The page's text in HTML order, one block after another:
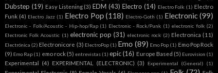
Dubstep (19) Easy Listening (3) EDM (43) Electro (14) Electro Folk (1) Electro
Funk (4) Electro Jazz (1) Electro Pop (118) Electro-Goth (1) Electronic (99)
Electronic - Folk/Acoustic - Hip-hop/Rap (1) Electronic - Rock/Punk (1) electronic folk (2)
Electronic Folk Acoustic (1) electronic pop (31) electronic rock (2) Electronica (11)
Electrónica (2) Electronicore (3) ElectroPop (1) Emo (89) Emo Pop (1) Emo Pop Rock
(9) Emo Rap (1) emo rock (5) entrevistas (1) epic (16) Europe Based (5) Eurovision (1)
Experimental (4) EXPERIMENTAL (ELECTRONIC) (3) Experimental (General) (1)